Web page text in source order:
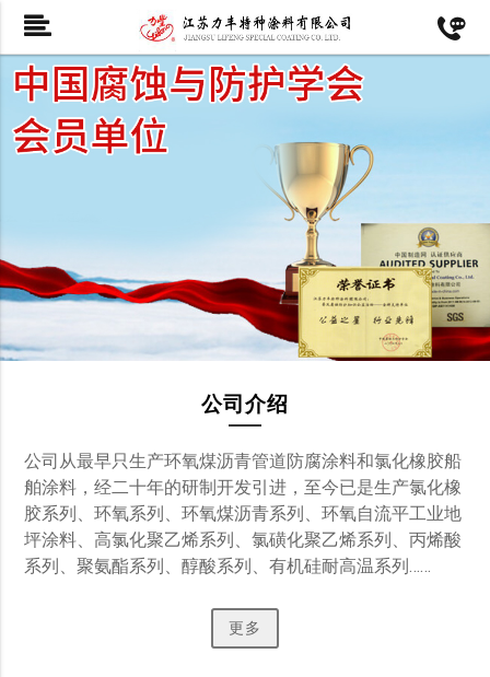
公司介绍
公司从最早只生产环氧煤沥青管道防腐涂料和氯化橡胶船
舶涂料，经二十年的研制开发引进，至今已是生产氯化橡
胶系列、环氧系列、环氧煤沥青系列、环氧自流平工业地
坪涂料、高氯化聚乙烯系列、氯磺化聚乙烯系列、丙烯酸
系列、聚氨酯系列、醇酸系列、有机硅耐高温系列……
更多